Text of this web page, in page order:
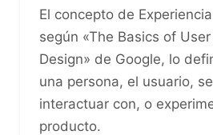
El concepto de
según «The Basics of
Design» de Google, lo
una persona, el usuario,
interactuar con, o
producto.